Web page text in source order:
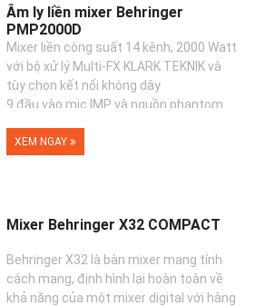
Âm ly liền mixer Behringer
PMP2000D
Mixer liền công suất 14 kênh, 2000 Watt
với bộ xử lý Multi-FX KLARK TEKNIK và
tùy chọn kết nối không dây
9 đầu vào mic IMP và nguồn phantom
XEM NGAY
Mixer Behringer X32 COMPACT
Behringer X32 là bàn mixer mang tính
cách mạng, định hình lại hoàn toàn về
khả năng của một mixer digital với hàng